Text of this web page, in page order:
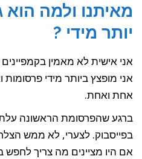
מאיתנו ולמה הוא
יותר מידי ?
אני אישית לא מאמין
אני מופצץ ביותר מידי פרסומות
אחת ואחת.
ברגע שהפרסומת הראשונה
בפייסבוק. לצערי, לא ממש
אם היו מציינים מה צריך לחפש